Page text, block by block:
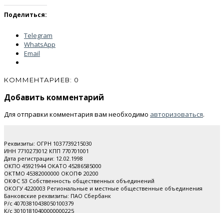
Поделиться:
Telegram
WhatsApp
Email
КОММЕНТАРИЕВ: 0
Добавить комментарий
Для отправки комментария вам необходимо авторизоваться.
Реквизиты: ОГРН 1037739215030
ИНН 7710273012 КПП 770701001
Дата регистрации: 12.02.1998
ОКПО 45921944 ОКАТО 45286585000
ОКТМО 45382000000 ОКОПФ 20200
ОКФС 53 Собственность общественных объединений
ОКОГУ 4220003 Региональные и местные общественные объединения
Банковские реквизиты: ПАО Cбербанк
Р/с 40703810438050100379
К/с 30101810400000000225